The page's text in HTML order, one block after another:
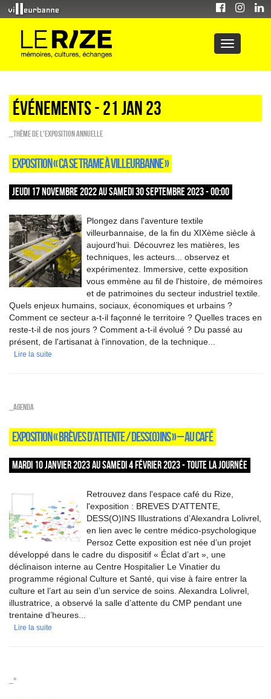
Événements - 21 Jan 23
_Thème de l'exposition annuelle
EXPOSITION « CA SE TRAME À VILLEURBANNE »
JEUDI 17 NOVEMBRE 2022 AU SAMEDI 30 SEPTEMBRE 2023 - 00:00
Plongez dans l'aventure textile
villeurbannaise, de la fin du XIXème siècle à
aujourd’hui. Découvrez les matières, les
techniques, les acteurs... observez et
expérimentez. Immersive, cette exposition
vous emmène au fil de l'histoire, de mémoires
et de patrimoines du secteur industriel textile.
Quels enjeux humains, sociaux, économiques et urbains ?
Comment ce secteur a-t-il façonné le territoire ? Quelles traces en
reste-t-il de nos jours ? Comment a-t-il évolué ? Du passé au
présent, de l'artisanat à l'innovation, de la technique...
Lire la suite
_Agenda
EXPOSITION « BRÈVES D’ATTENTE / DESS(O)INS » – AU CAFÉ
MARDI 10 JANVIER 2023 AU SAMEDI 4 FÉVRIER 2023 - TOUTE LA JOURNÉE
Retrouvez dans l'espace café du Rize,
l'exposition : BREVES D'ATTENTE,
DESS(O)INS Illustrations d’Alexandra Lolivrel,
en lien avec le centre médico-psychologique
Persoz Cette exposition est née d’un projet
développé dans le cadre du dispositif « Éclat d’art », une
déclinaison interne au Centre Hospitalier Le Vinatier du
programme régional Culture et Santé, qui vise à faire entrer la
culture et l’art au sein d’un service de soins. Alexandra Lolivrel,
illustratrice, a observé la salle d’attente du CMP pendant une
trentaine d’heures...
Lire la suite
_*